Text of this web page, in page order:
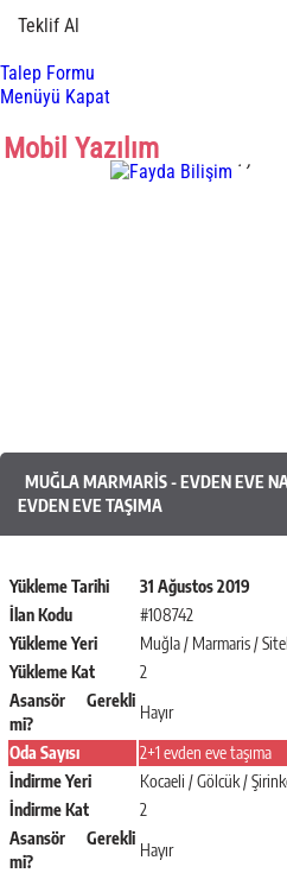
Teklif Al
Talep Formu
Menüyü Kapat
Mobil Yazılım . ,
MUĞLA MARMARIS - EVDEN EVE
EVDEN EVE TAŞIMA
Yükleme Tarihi
31 Ağustos 2019
İlan Kodu
#108742
Yükleme Yeri
Muğla / Marmaris /
Yükleme Kat
2
Asansör Gerekli
mi?
Hayır
Oda Sayısı
2+1 evden eve taşıma
İndirme Yeri
Kocaeli / Gölcük /
İndirme Kat
2
Asansör Gerekli
mi?
Hayır